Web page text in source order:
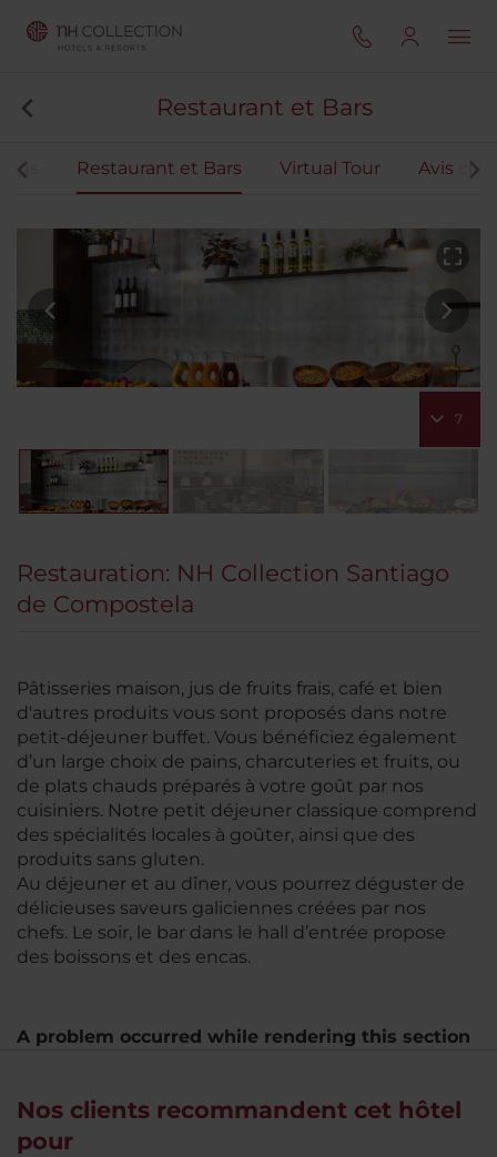
Restaurant et Bars
Restaurant et Bars Virtual Tour Avis
7
Restauration: NH Collection Santiago
de Compostela
Pâtisseries maison, jus de fruits frais, café et bien
d'autres produits vous sont proposés dans notre
petit-déjeuner buffet. Vous bénéficiez également
d’un large choix de pains, charcuteries et fruits, ou
de plats chauds préparés à votre goût par nos
cuisiniers. Notre petit déjeuner classique comprend
des spécialités locales à goûter, ainsi que des
produits sans gluten.
Au déjeuner et au dîner, vous pourrez déguster de
délicieuses saveurs galiciennes créées par nos
chefs. Le soir, le bar dans le hall d’entrée propose
des boissons et des encas.
A problem occurred while rendering this section
Nos clients recommandent cet hôtel
pour